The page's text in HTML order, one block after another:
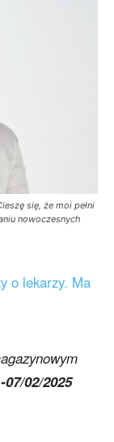
się, że moi pełni
nowoczesnych
o lekarzy. Ma
02/2025